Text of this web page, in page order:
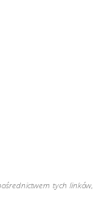
tych linków,